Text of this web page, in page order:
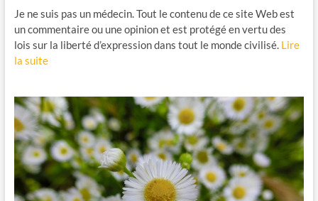
Je ne suis pas un médecin. Tout le contenu de ce site Web est
un commentaire ou une opinion et est protégé en vertu des
lois sur la liberté d’expression dans tout le monde civilisé. Lire
la suite